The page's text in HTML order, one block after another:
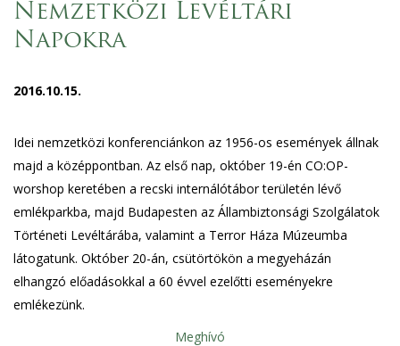
Nemzetközi Levéltári
Napokra
2016.10.15.
Idei nemzetközi konferenciánkon az 1956-os események állnak
majd a középpontban. Az első nap, október 19-én CO:OP-
worshop keretében a recski internálótábor területén lévő
emlékparkba, majd Budapesten az Állambiztonsági Szolgálatok
Történeti Levéltárába, valamint a Terror Háza Múzeumba
látogatunk. Október 20-án, csütörtökön a megyeházán
elhangzó előadásokkal a 60 évvel ezelőtti eseményekre
emlékezünk.
Meghívó